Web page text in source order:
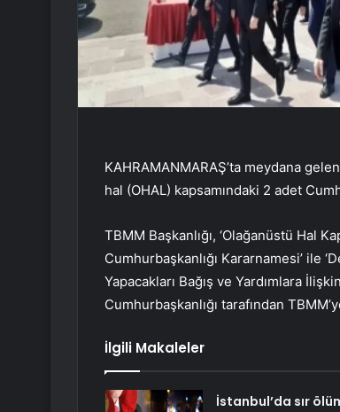
KAHRAMANMARAŞ’ta meydana
hal (OHAL) kapsamındaki 2 adet
TBMM Başkanlığı, ‘Olağanüstü Hal
Cumhurbaşkanlığı Kararnamesi’ ile
Yapacakları Bağış ve Yardımlara
Cumhurbaşkanlığı tarafından
İlgili Makaleler
İstanbul’da sır